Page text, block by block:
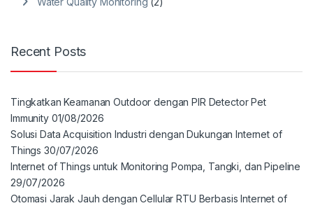
Recent Posts
Tingkatkan Keamanan Outdoor dengan PIR Detector Pet
Immunity 01/08/2026
Solusi Data Acquisition Industri dengan Dukungan Internet of
Things 30/07/2026
Internet of Things untuk Monitoring Pompa, Tangki, dan Pipeline
29/07/2026
Otomasi Jarak Jauh dengan Cellular RTU Berbasis Internet of